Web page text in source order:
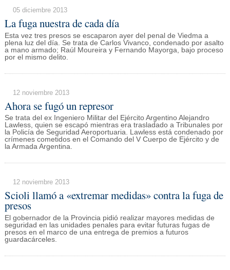
05 diciembre 2013
La fuga nuestra de cada día
Esta vez tres presos se escaparon ayer del penal de Viedma a
plena luz del día. Se trata de Carlos Vivanco, condenado por asalto
a mano armado; Raúl Moureira y Fernando Mayorga, bajo proceso
por el mismo delito.
12 noviembre 2013
Ahora se fugó un represor
Se trata del ex Ingeniero Militar del Ejército Argentino Alejandro
Lawless, quien se escapó mientras era trasladado a Tribunales por
la Policía de Seguridad Aeroportuaria. Lawless está condenado por
crímenes cometidos en el Comando del V Cuerpo de Ejército y de
la Armada Argentina.
12 noviembre 2013
Scioli llamó a «extremar medidas» contra la fuga de
presos
El gobernador de la Provincia pidió realizar mayores medidas de
seguridad en las unidades penales para evitar futuras fugas de
presos en el marco de una entrega de premios a futuros
guardacárceles.